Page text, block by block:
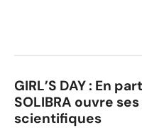
GIRL’S DAY : En
SOLIBRA ouvre
scientifiques